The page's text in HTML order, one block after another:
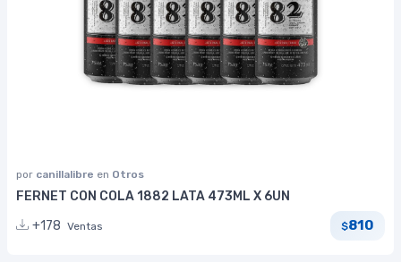
por canillalibre en Otros
FERNET CON COLA 1882 LATA 473ML X 6UN
+178 Ventas $810